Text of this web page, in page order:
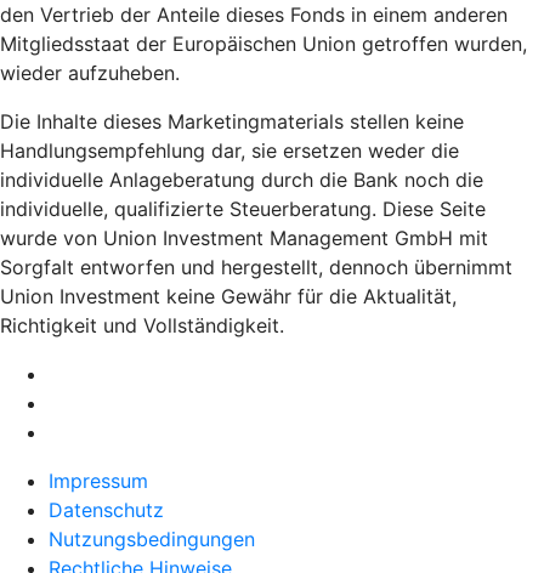
den Vertrieb der Anteile dieses Fonds in einem anderen
Mitgliedsstaat der Europäischen Union getroffen wurden,
wieder aufzuheben.
Die Inhalte dieses Marketingmaterials stellen keine
Handlungsempfehlung dar, sie ersetzen weder die
individuelle Anlageberatung durch die Bank noch die
individuelle, qualifizierte Steuerberatung. Diese Seite
wurde von Union Investment Management GmbH mit
Sorgfalt entworfen und hergestellt, dennoch übernimmt
Union Investment keine Gewähr für die Aktualität,
Richtigkeit und Vollständigkeit.
Impressum
Datenschutz
Nutzungsbedingungen
Rechtliche Hinweise